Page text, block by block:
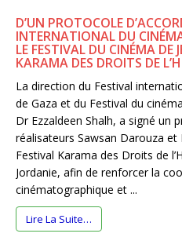
D’UN PROTOCOLE
INTERNATIONAL DU
LE FESTIVAL DU CINÉMA DE
KARAMA DES DROITS DE
La direction du Festival
de Gaza et du Festival du
Dr Ezzaldeen Shalh, a signé un
réalisateurs Sawsan Darouza
Festival Karama des Droits de
Jordanie, afin de renforcer la
cinématographique et ...
Lire La Suite…